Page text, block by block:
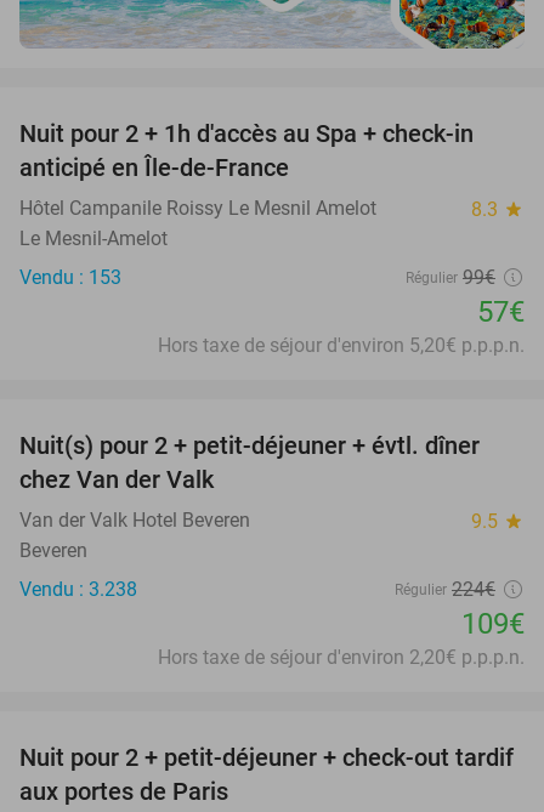
42%
Nuit pour 2 + 1h d'accès au Spa + check-in
anticipé en Île-de-France
Hôtel Campanile Roissy Le Mesnil Amelot 8.3 star
Le Mesnil-Amelot
Vendu : 153
Régulier 99€
57€
Hors taxe de séjour d'environ 5,20€ p.p.p.n.
51%
Nuit(s) pour 2 + petit-déjeuner + évtl. dîner
chez Van der Valk
Van der Valk Hotel Beveren 9.5 star
Beveren
Vendu : 3.238
Régulier 224€
109€
Hors taxe de séjour d'environ 2,20€ p.p.p.n.
43%
Nuit pour 2 + petit-déjeuner + check-out tardif
aux portes de Paris